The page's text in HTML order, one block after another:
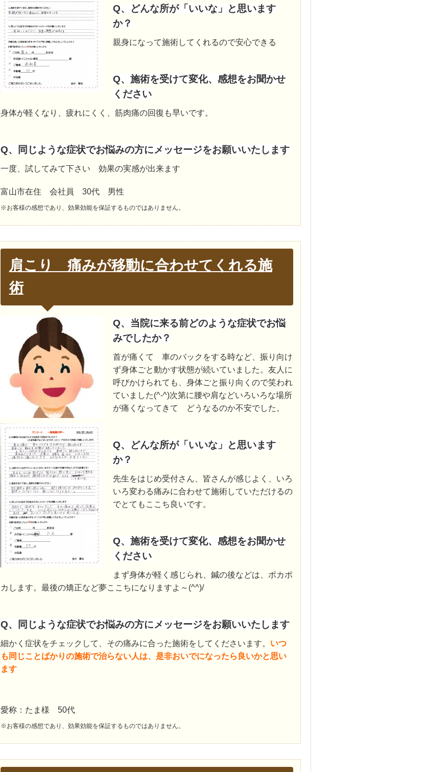
Q、どんな所が「いいな」と思います
か？
親身になって施術してくれるので安心できる
Q、施術を受けて変化、感想をお聞かせ
ください
身体が軽くなり、疲れにくく、筋肉痛の回復も早いです。
Q、同じような症状でお悩みの方にメッセージをお願いいたします
一度、試してみて下さい 効果の実感が出来ます
富山市在住 会社員 30代 男性
※お客様の感想であり、効果効能を保証するものではありません。
肩こり 痛みが移動に合わせてくれる施
術
Q、当院に来る前どのような症状でお悩
みでしたか？
首が痛くて 車のバックをする時など、振り向け
ず身体ごと動かす状態が続いていました。友人に
呼びかけられても、身体ごと振り向くので笑われ
ていました(^-^)次第に腰や肩などいろいろな場所
が痛くなってきて どうなるのか不安でした。
Q、どんな所が「いいな」と思います
か？
先生をはじめ受付さん、皆さんが感じよく、いろ
いろ変わる痛みに合わせて施術していただけるの
でとてもここち良いです。
Q、施術を受けて変化、感想をお聞かせ
ください
まず身体が軽く感じられ、鍼の後などは、ポカポ
カします。最後の矯正など夢ここちになりますよ～(^^)/
Q、同じような症状でお悩みの方にメッセージをお願いいたします
細かく症状をチェックして、その痛みに合った施術をしてくださいます。 いつ
も同じことばかりの施術で治らない人は、是非おいでになったら良いかと思い
ます
愛称：たま様 50代
※お客様の感想であり、効果効能を保証するものではありません。